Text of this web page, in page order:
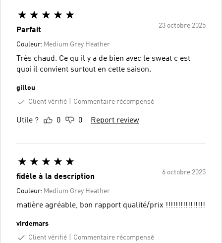
23 octobre 2025
Parfait
Couleur: Medium Grey Heather
Très chaud. Ce qu il y a de bien avec le sweat c est
quoi il convient surtout en cette saison.
gillou
Client vérifié
Commentaire récompensé
Utile ? 0 0 Report review
6 octobre 2025
fidèle à la description
Couleur: Medium Grey Heather
matière agréable, bon rapport qualité/prix !!!!!!!!!!!!!!!!
virdemars
Client vérifié
Commentaire récompensé